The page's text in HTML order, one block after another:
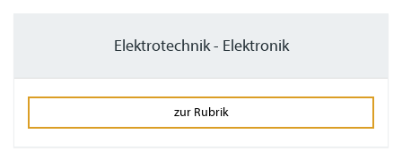
Elektrotechnik - Elektronik
zur Rubrik